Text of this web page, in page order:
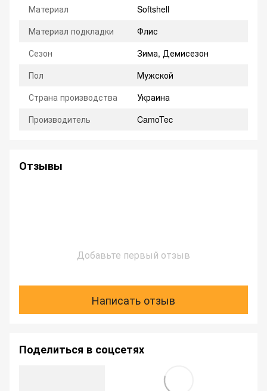
Материал
Softshell
Материал подкладки
Флис
Сезон
Зима, Демисезон
Пол
Мужской
Страна производства
Украина
Производитель
CamoTec
Отзывы
Добавьте первый отзыв
Написать отзыв
Поделиться в соцсетях